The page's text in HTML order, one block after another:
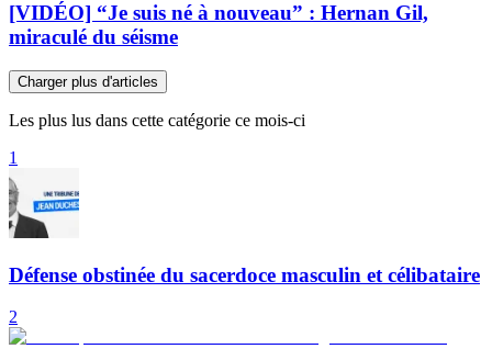
[VIDÉO] “Je suis né à nouveau” : Hernan Gil,
miraculé du séisme
Charger plus d'articles
Les plus lus dans cette catégorie ce mois-ci
1
Défense obstinée du sacerdoce masculin et célibataire
2